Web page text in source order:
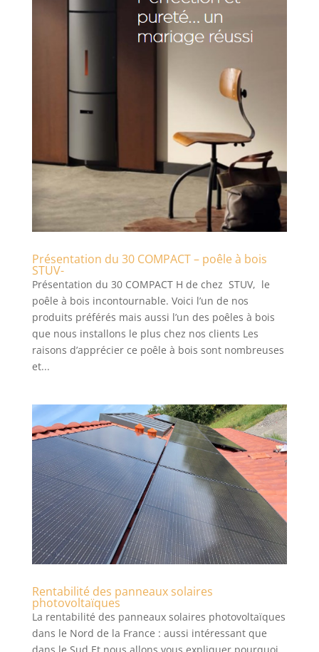
Présentation du 30 COMPACT – poêle à bois
STUV-
Présentation du 30 COMPACT H de chez STUV, le
poêle à bois incontournable. Voici l’un de nos
produits préférés mais aussi l’un des poêles à bois
que nous installons le plus chez nos clients Les
raisons d’apprécier ce poêle à bois sont nombreuses
et...
Rentabilité des panneaux solaires
photovoltaïques
La rentabilité des panneaux solaires photovoltaïques
dans le Nord de la France : aussi intéressant que